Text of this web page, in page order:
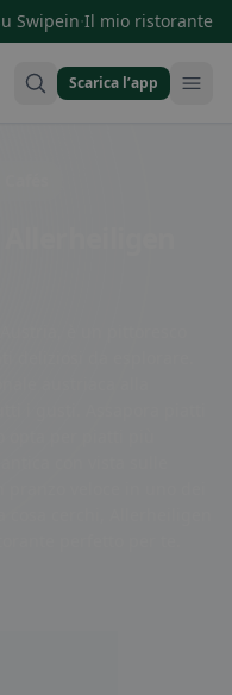
Swipein·Il mio ristorante
Scarica l’app